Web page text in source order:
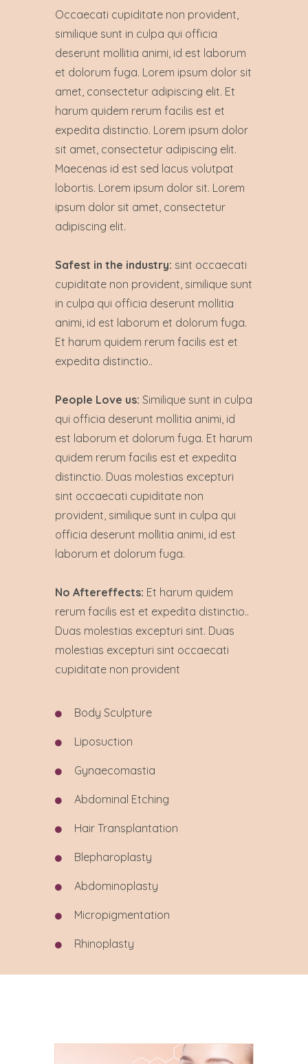
Occaecati cupiditate non provident,
similique sunt in culpa qui officia
deserunt mollitia animi, id est laborum
et dolorum fuga. Lorem ipsum dolor sit
amet, consectetur adipiscing elit. Et
harum quidem rerum facilis est et
expedita distinctio. Lorem ipsum dolor
sit amet, consectetur adipiscing elit.
Maecenas id est sed lacus volutpat
lobortis. Lorem ipsum dolor sit. Lorem
ipsum dolor sit amet, consectetur
adipiscing elit.
Safest in the industry: sint occaecati
cupiditate non provident, similique sunt
in culpa qui officia deserunt mollitia
animi, id est laborum et dolorum fuga.
Et harum quidem rerum facilis est et
expedita distinctio..
People Love us: Similique sunt in culpa
qui officia deserunt mollitia animi, id
est laborum et dolorum fuga. Et harum
quidem rerum facilis est et expedita
distinctio. Duas molestias excepturi
sint occaecati cupiditate non
provident, similique sunt in culpa qui
officia deserunt mollitia animi, id est
laborum et dolorum fuga.
No Aftereffects: Et harum quidem
rerum facilis est et expedita distinctio..
Duas molestias excepturi sint. Duas
molestias excepturi sint occaecati
cupiditate non provident
Body Sculpture
Liposuction
Gynaecomastia
Abdominal Etching
Hair Transplantation
Blepharoplasty
Abdominoplasty
Micropigmentation
Rhinoplasty